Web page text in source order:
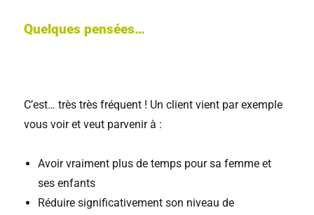
Quelques pensées…
C’est… très très fréquent ! Un client vient par exemple
vous voir et veut parvenir à :
Avoir vraiment plus de temps pour sa femme et
ses enfants
Réduire significativement son niveau de